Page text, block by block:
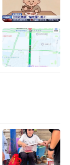
时的天气公
江中下游地
、湖北、湖
高，需要关
日到7月3日
将会迎来大